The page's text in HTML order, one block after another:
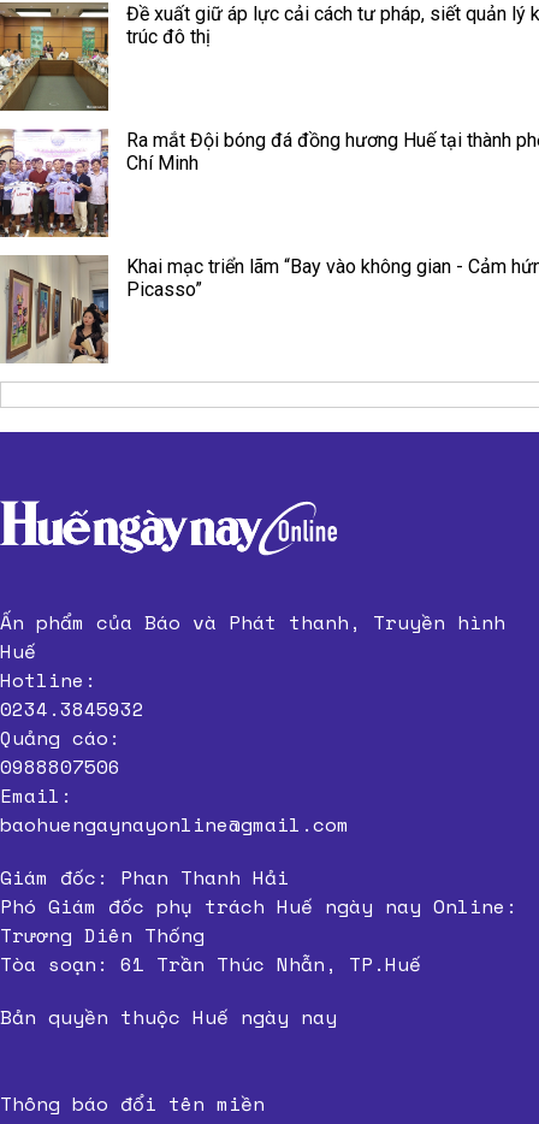
Đề xuất giữ áp lực cải cách tư pháp, siết quản lý
trúc đô thị
Ra mắt Đội bóng đá đồng hương Huế tại thành
Chí Minh
Khai mạc triển lãm “Bay vào không gian - Cảm
Picasso”
Ấn phẩm của Báo và Phát thanh, Truyền hình
Huế
Hotline:
0234.3845932
Quảng cáo:
0988807506
Email:
baohuengaynayonline@gmail.com
Giám đốc: Phan Thanh Hải
Phó Giám đốc phụ trách Huế ngày nay Online:
Trương Diên Thống
Tòa soạn: 61 Trần Thúc Nhẫn, TP.Huế
Bản quyền thuộc Huế ngày nay
Thông báo đổi tên miền